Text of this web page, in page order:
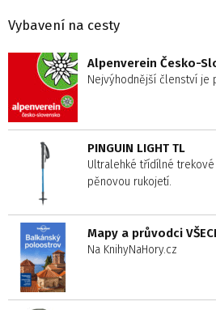
Vybavení na cesty
Alpenverein Česko-
Nejvýhodnější členství je
PINGUIN LIGHT TL
Ultralehké třídílné
pěnovou rukojetí.
Mapy a průvodci
Na KnihyNaHory.cz